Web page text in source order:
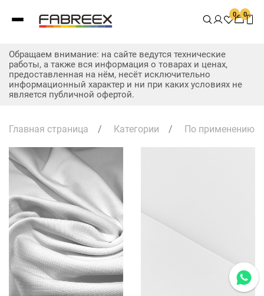
0 0
Обращаем внимание: на сайте ведутся технические
работы, а также вся информация о товарах и ценах,
предоставленная на нём, несёт исключительно
информационный характер и ни при каких условиях не
является публичной офертой.
Главная страница / Категории / По применению